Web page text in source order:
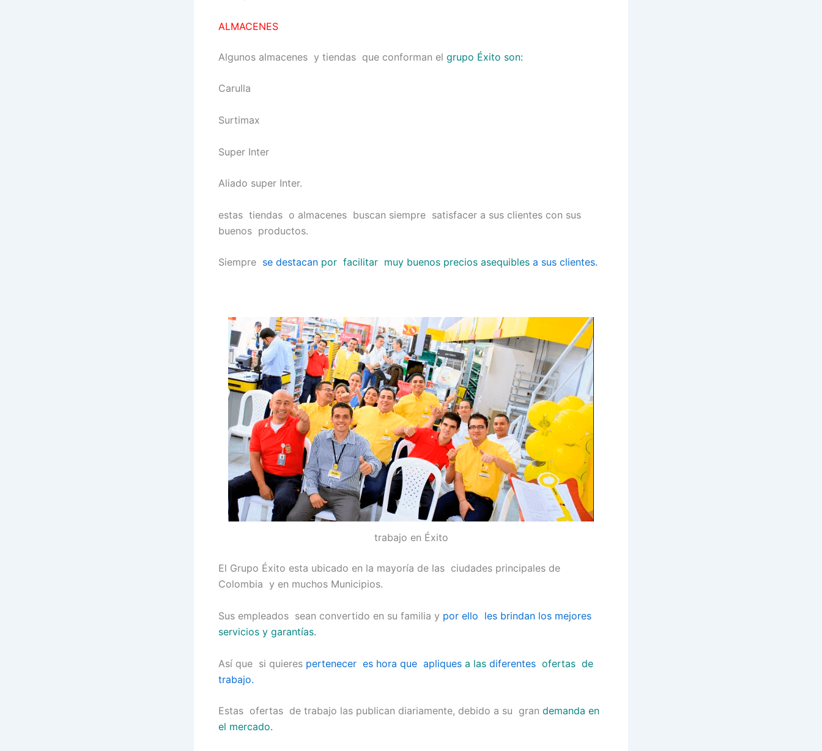
ALMACENES
Algunos almacenes y tiendas que conforman el grupo Éxito son:
Carulla
Surtimax
Super Inter
Aliado super Inter.
estas tiendas o almacenes buscan siempre satisfacer a sus clientes con sus
buenos productos.
Siempre se destacan por facilitar muy buenos precios asequibles a sus clientes.
trabajo en Éxito
El Grupo Éxito esta ubicado en la mayoría de las ciudades principales de
Colombia y en muchos Municipios.
Sus empleados sean convertido en su familia y por ello les brindan los mejores
servicios y garantías.
Así que si quieres pertenecer es hora que apliques a las diferentes ofertas de
trabajo.
Estas ofertas de trabajo las publican diariamente, debido a su gran demanda en
el mercado.